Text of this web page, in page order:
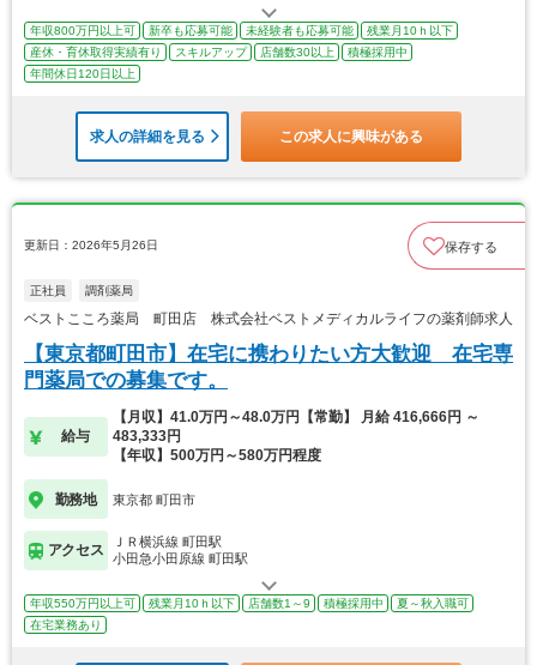
年収800万円以上可 新卒も応募可能 未経験者も応募可能
残業月10ｈ以下
産休・育休取得実績有り
スキルアップ 店舗数30以上
積極採用中
年間休日120日以上
求人の詳細を見る この求人に興味がある
更新日：2026年5月26日 保存する
正社員 調剤薬局
ベストこころ薬局 町田店 株式会社ベストメディカルライフの薬剤師求人
【東京都町田市】在宅に携わりたい方大歓迎 在宅専
門薬局での募集です。
給与
【月収】41.0万円～48.0万円【常勤】 月給 416,666円 ～
483,333円
【年収】500万円～580万円程度
勤務地 東京都 町田市
アクセス
ＪＲ横浜線 町田駅
小田急小田原線 町田駅
年収550万円以上可 残業月10ｈ以下 店舗数1～9 積極採用中
夏～秋入職可
在宅業務あり